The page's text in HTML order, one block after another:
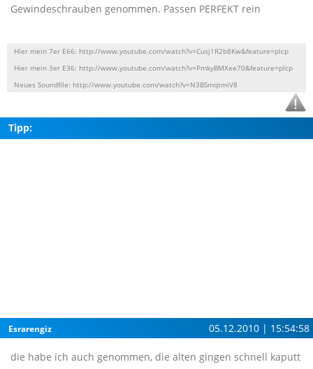
Gewindeschrauben genommen. Passen PERFEKT rein
Hier mein 7er E66: http://www.youtube.com/watch?v=Cusj1R2b8Kw&feature=plcp
Hier mein 3er E36: http://www.youtube.com/watch?v=PmkyBMXee70&feature=plcp
Neues Soundfile: http://www.youtube.com/watch?v=N3BSmqtmiV8
Tipp:
Esrarengiz 05.12.2010 | 15:54:58
die habe ich auch genommen, die alten gingen schnell kaputt